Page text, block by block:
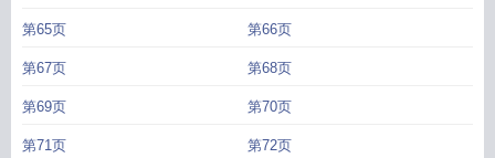
第65页 第66页
第67页 第68页
第69页 第70页
第71页 第72页